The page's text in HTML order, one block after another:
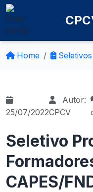
Home Seletivos
25/07/2022
Autor:
CPCV
Seletivo
CAPES/